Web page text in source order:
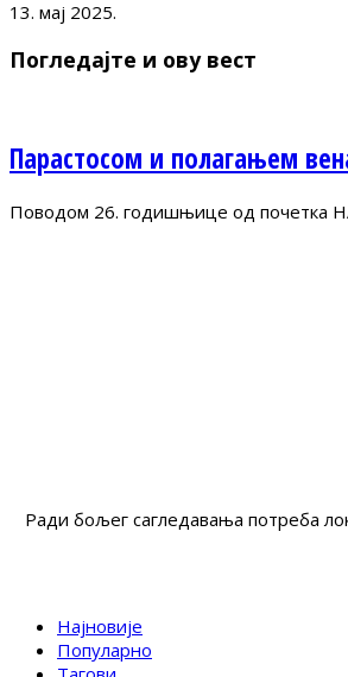
13. мај 2025.
Погледајте и ову вест
Парастосом и полагањем
Поводом 26. годишњице од почетка
Ради бољег сагледавања потреба
Најновије
Популарно